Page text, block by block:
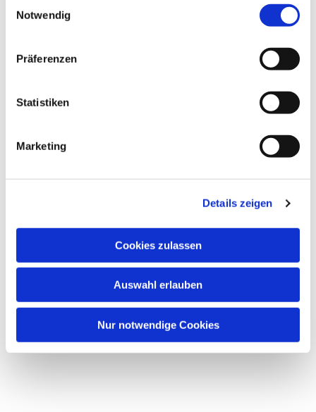
Notwendig
Präferenzen
Statistiken
Marketing
Details zeigen
Cookies zulassen
Auswahl erlauben
Nur notwendige Cookies
Dies könnte Sie auch
interessieren